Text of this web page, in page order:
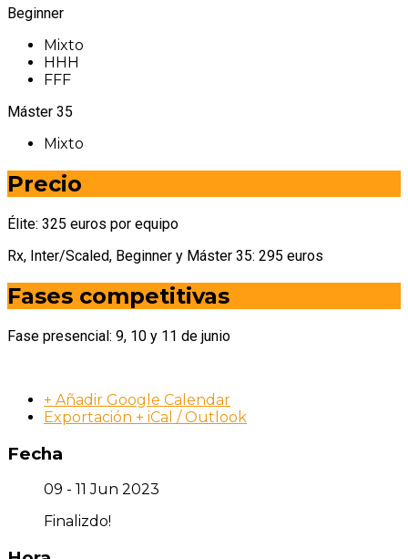
Beginner
Mixto
HHH
FFF
Máster 35
Mixto
Precio
Élite: 325 euros por equipo
Rx, Inter/Scaled, Beginner y Máster 35: 295 euros
Fases competitivas
Fase presencial: 9, 10 y 11 de junio
+ Añadir Google Calendar
Exportación + iCal / Outlook
Fecha
09 - 11 Jun 2023
Finalizdo!